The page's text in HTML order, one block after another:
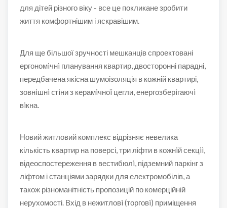
для дітей різного віку - все це покликане зробити
життя комфортнішим і яскравішим.
Для ще більшої зручності мешканців спроектовані
ергономiчнi планування квартир, двосторонні парадні,
передбачена якісна шумоізоляція в кожній квартирі,
зовнiшнi cтiни з керамiчноï цегли, енергозберiгаючi
вiкна.
Новий житловий комплекс відрізняє невелика
кількість квартир на поверсі, три ліфти в кожнiй секцiì,
відеоспостереження в вестибюлi, підземний паркінг з
ліфтом і станціями зарядки для електромобілів, а
також різноманітність пропозицій по комерційній
нерухомості. Вхід в нежитловi (торговi) приміщення